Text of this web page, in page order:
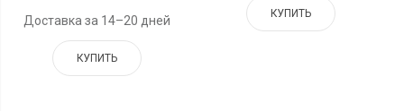
Доставка за 14–20 дней
КУПИТЬ
КУПИТЬ